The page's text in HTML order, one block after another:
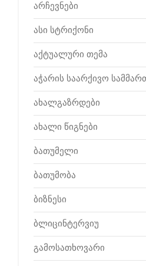
არჩევნები
ასი სტრიქონი
აქტუალური თემა
აჭარის საარქივო
ახალგაზრდები
ახალი წიგნები
ბათუმელი
ბათუმობა
ბიზნესი
ბლიცინტერვიუ
გამოსათხოვარი